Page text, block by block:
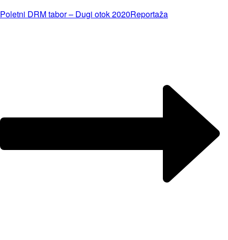
Poletni DRM tabor – Dugi otok 2020Reportaža